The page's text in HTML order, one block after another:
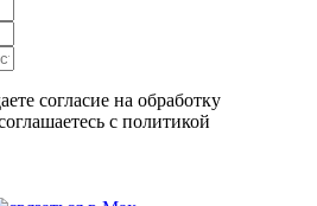
согласие на обработку
c политикой